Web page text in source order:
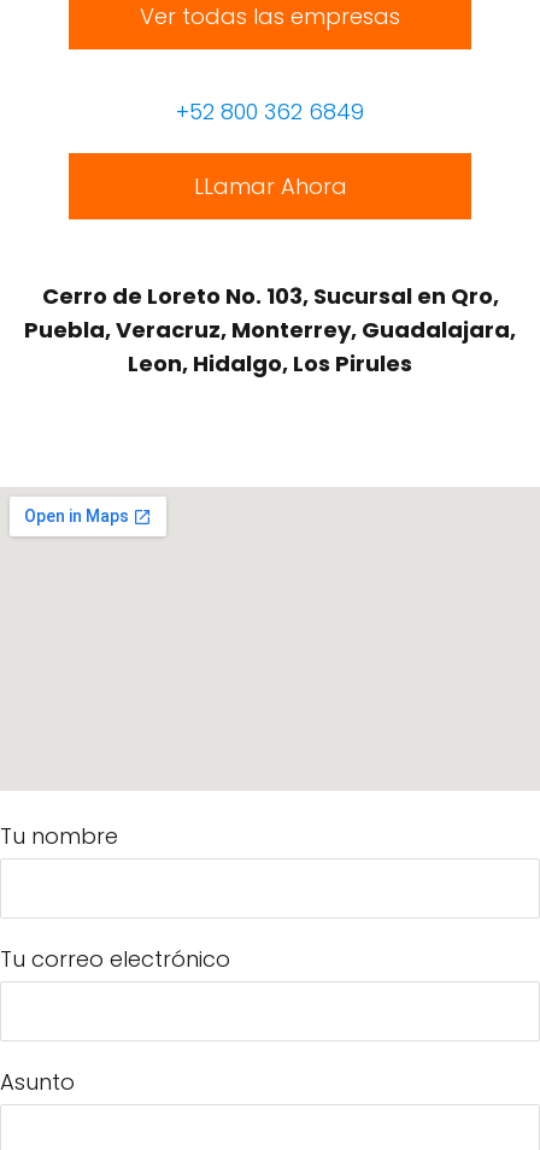
Ver todas las empresas
+52 800 362 6849
LLamar Ahora
Cerro de Loreto No. 103, Sucursal en Qro,
Puebla, Veracruz, Monterrey, Guadalajara,
Leon, Hidalgo, Los Pirules
Tu nombre
Tu correo electrónico
Asunto